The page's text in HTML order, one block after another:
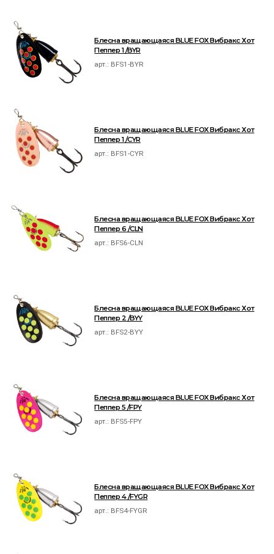
Блесна вращающаяся BLUE FOX Вибракс Хот
Пеппер 1 /BYR
арт.: BFS1-BYR
Блесна вращающаяся BLUE FOX Вибракс Хот
Пеппер 1 /CYR
арт.: BFS1-CYR
Блесна вращающаяся BLUE FOX Вибракс Хот
Пеппер 6 /CLN
арт.: BFS6-CLN
Блесна вращающаяся BLUE FOX Вибракс Хот
Пеппер 2 /BYY
арт.: BFS2-BYY
Блесна вращающаяся BLUE FOX Вибракс Хот
Пеппер 5 /FPY
арт.: BFS5-FPY
Блесна вращающаяся BLUE FOX Вибракс Хот
Пеппер 4 /FYGR
арт.: BFS4-FYGR